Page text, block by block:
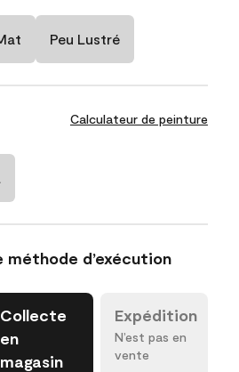
Peu Lustré
Calculateur de peinture
méthode d’exécution
Collecte
en
magasin
Expédition
N’est pas en
vente